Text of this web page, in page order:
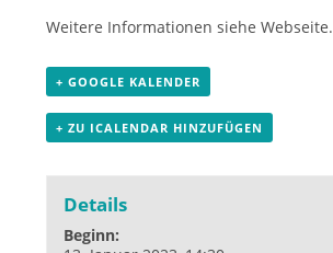
Weitere Informationen siehe Webseite.
+ GOOGLE KALENDER
+ ZU ICALENDAR HINZUFÜGEN
Details
Beginn: